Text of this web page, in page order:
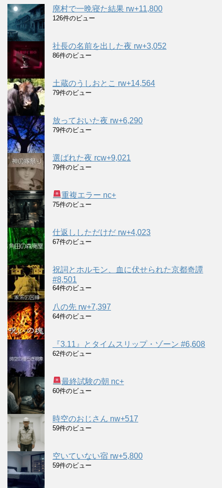
廃村で一晩寝た結果 rw+11,800
126件のビュー
社長の名前を出した夜 rw+3,052
86件のビュー
土蔵のうしおとこ rw+14,564
79件のビュー
放っておいた夜 rw+6,290
79件のビュー
選ばれた夜 rcw+9,021
79件のビュー
重複エラー nc+
75件のビュー
仕返ししただけだ rw+4,023
67件のビュー
祝詞とホルモン、血に伏せられた京都奇譚
#8,501
64件のビュー
八の先 rw+7,397
64件のビュー
『3.11』とタイムスリップ・ゾーン #6,608
62件のビュー
最終試験の朝 nc+
60件のビュー
時空のおじさん nw+517
59件のビュー
空いていない宿 rw+5,800
59件のビュー